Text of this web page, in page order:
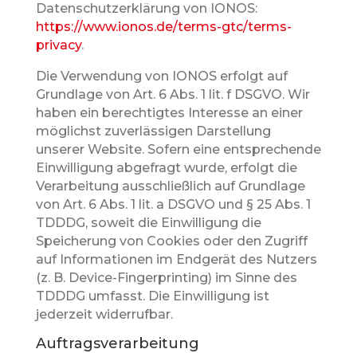
Datenschutzerklärung von IONOS:
https://www.ionos.de/terms-gtc/terms-
privacy.
Die Verwendung von IONOS erfolgt auf
Grundlage von Art. 6 Abs. 1 lit. f DSGVO. Wir
haben ein berechtigtes Interesse an einer
möglichst zuverlässigen Darstellung
unserer Website. Sofern eine entsprechende
Einwilligung abgefragt wurde, erfolgt die
Verarbeitung ausschließlich auf Grundlage
von Art. 6 Abs. 1 lit. a DSGVO und § 25 Abs. 1
TDDDG, soweit die Einwilligung die
Speicherung von Cookies oder den Zugriff
auf Informationen im Endgerät des Nutzers
(z. B. Device-Fingerprinting) im Sinne des
TDDDG umfasst. Die Einwilligung ist
jederzeit widerrufbar.
Auftragsverarbeitung